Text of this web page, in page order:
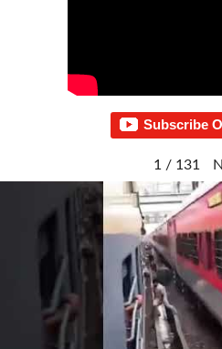
Subscribe
1 / 131